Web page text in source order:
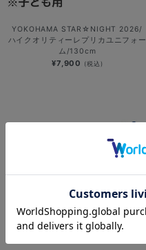
YOKOHAMA STAR☆NIGHT 2026/
ハイクオリティーレプリカユニフォー
ム/130cm
¥7,900 (税込)